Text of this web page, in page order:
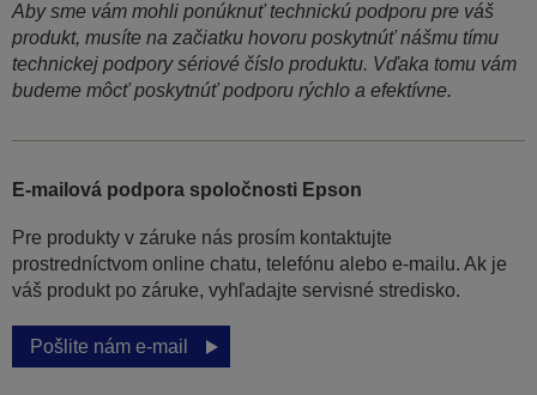
Aby sme vám mohli ponúknuť technickú podporu pre váš
produkt, musíte na začiatku hovoru poskytnúť nášmu tímu
technickej podpory sériové číslo produktu. Vďaka tomu vám
budeme môcť poskytnúť podporu rýchlo a efektívne.
E-mailová podpora spoločnosti Epson
Pre produkty v záruke nás prosím kontaktujte
prostredníctvom online chatu, telefónu alebo e-mailu. Ak je
váš produkt po záruke, vyhľadajte servisné stredisko.
Pošlite nám e-mail